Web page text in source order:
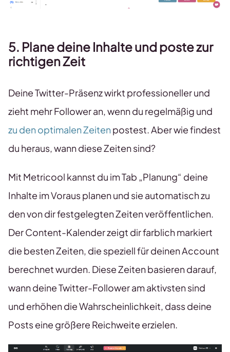
5. Plane deine Inhalte und poste zur
richtigen Zeit
Deine Twitter-Präsenz wirkt professioneller und
zieht mehr Follower an, wenn du regelmäßig und
zu den optimalen Zeitenpostest. Aber wie findest
du heraus, wann diese Zeiten sind?
Mit Metricool kannst du im Tab „Planung“ deine
Inhalte im Voraus planen und sie automatisch zu
den von dir festgelegten Zeiten veröffentlichen.
Der Content-Kalender zeigt dir farblich markiert
die besten Zeiten, die speziell für deinen Account
berechnet wurden. Diese Zeiten basieren darauf,
wann deine Twitter-Follower am aktivsten sind
und erhöhen die Wahrscheinlichkeit, dass deine
Posts eine größere Reichweite erzielen.